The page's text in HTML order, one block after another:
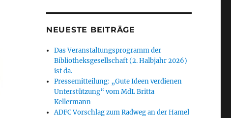
NEUESTE BEITRÄGE
Das Veranstaltungsprogramm der
Bibliotheksgesellschaft (2. Halbjahr 2026)
ist da.
Pressemitteilung: „Gute Ideen verdienen
Unterstützung“ vom MdL Britta
Kellermann
ADFC Vorschlag zum Radweg an der Hamel